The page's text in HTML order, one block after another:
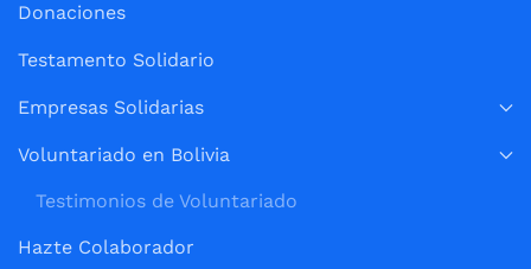
Donaciones
Testamento Solidario
Empresas Solidarias
Voluntariado en Bolivia
Testimonios de Voluntariado
Hazte Colaborador